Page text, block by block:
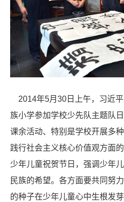
2014年5月30日上午，习近
族小学参加学校少先队主题队
课余活动、特别是学校开展多
践行社会主义核心价值观方面
少年儿童祝贺节日，强调少年
民族的希望。各方面要共同努
的种子在少年儿童心中生根发